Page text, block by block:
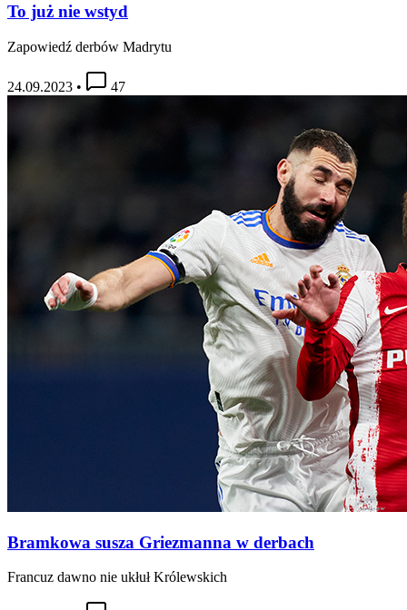
To już nie wstyd
Zapowiedź derbów Madrytu
24.09.2023 • 47
Bramkowa susza Griezmanna w derbach
Francuz dawno nie ukłuł Królewskich